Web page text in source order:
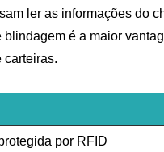
ler as informações do
é a maior
carteiras.
por RFID